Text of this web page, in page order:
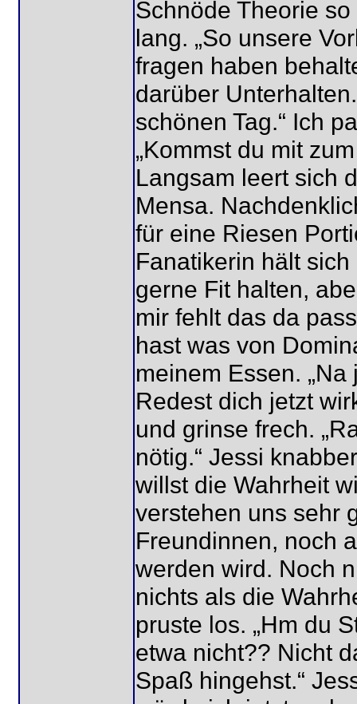
Schnöde Theorie
lang. „So unsere
fragen haben
darüber
schönen Tag.“ Ich
„Kommst du mit
Langsam leert sich
Mensa.
für eine Riesen
Fanatikerin hält
gerne Fit halten,
mir fehlt das da
hast was von
meinem Essen. „Na
Redest dich jetzt
und grinse frech.
nötig.“ Jessi
willst die Wahrheit
verstehen uns sehr
Freundinnen, noch
werden wird. Noch
nichts als die
pruste los. „Hm du
etwa nicht?? Nicht
Spaß hingehst.“